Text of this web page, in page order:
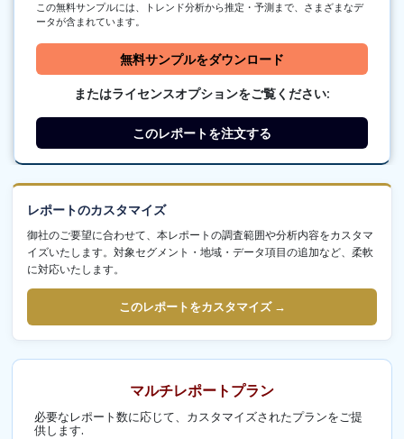
この無料サンプルには、トレンド分析から推定・予測まで、さまざまなデ
ータが含まれています。
無料サンプルをダウンロード
またはライセンスオプションをご覧ください:
このレポートを注文する
レポートのカスタマイズ
御社のご要望に合わせて、本レポートの調査範囲や分析内容をカスタマ
イズいたします。対象セグメント・地域・データ項目の追加など、柔軟
に対応いたします。
このレポートをカスタマイズ →
マルチレポートプラン
必要なレポート数に応じて、カスタマイズされたプランをご提
供します.